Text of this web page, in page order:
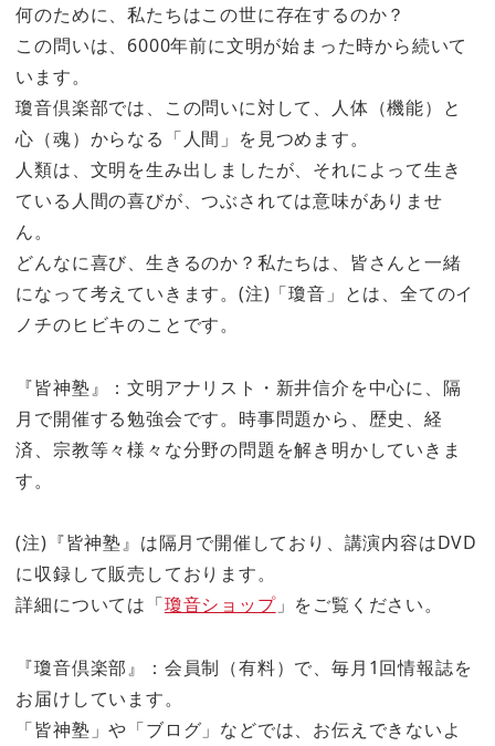
何のために、私たちはこの世に存在するのか？
この問いは、6000年前に文明が始まった時から続いて
います。
瓊音倶楽部では、この問いに対して、人体（機能）と
心（魂）からなる「人間」を見つめます。
人類は、文明を生み出しましたが、それによって生き
ている人間の喜びが、つぶされては意味がありませ
ん。
どんなに喜び、生きるのか？私たちは、皆さんと一緒
になって考えていきます。(注)「瓊音」とは、全てのイ
ノチのヒビキのことです。
『皆神塾』：文明アナリスト・新井信介を中心に、隔
月で開催する勉強会です。時事問題から、歴史、経
済、宗教等々様々な分野の問題を解き明かしていきま
す。
(注)『皆神塾』は隔月で開催しており、講演内容はDVD
に収録して販売しております。
詳細については「瓊音ショップ」をご覧ください。
『瓊音倶楽部』：会員制（有料）で、毎月1回情報誌を
お届けしています。
「皆神塾」や「ブログ」などでは、お伝えできないよ